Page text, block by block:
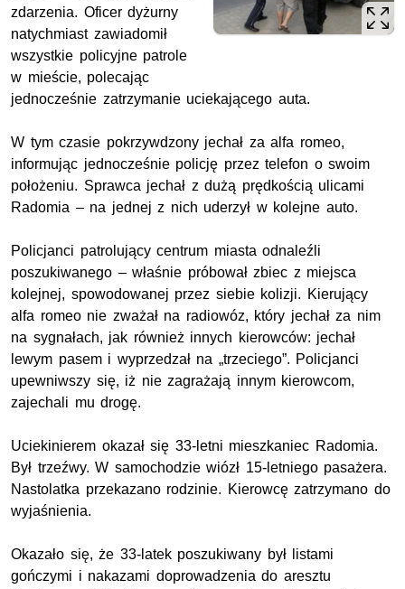
zdarzenia. Oficer dyżurny
natychmiast zawiadomił
wszystkie policyjne patrole
w mieście, polecając
jednocześnie zatrzymanie uciekającego auta.
W tym czasie pokrzywdzony jechał za alfa romeo,
informując jednocześnie policję przez telefon o swoim
położeniu. Sprawca jechał z dużą prędkością ulicami
Radomia – na jednej z nich uderzył w kolejne auto.
Policjanci patrolujący centrum miasta odnaleźli
poszukiwanego – właśnie próbował zbiec z miejsca
kolejnej, spowodowanej przez siebie kolizji. Kierujący
alfa romeo nie zważał na radiowóz, który jechał za nim
na sygnałach, jak również innych kierowców: jechał
lewym pasem i wyprzedzał na „trzeciego”. Policjanci
upewniwszy się, iż nie zagrażają innym kierowcom,
zajechali mu drogę.
Uciekinierem okazał się 33-letni mieszkaniec Radomia.
Był trzeźwy. W samochodzie wiózł 15-letniego pasażera.
Nastolatka przekazano rodzinie. Kierowcę zatrzymano do
wyjaśnienia.
Okazało się, że 33-latek poszukiwany był listami
gończymi i nakazami doprowadzenia do aresztu